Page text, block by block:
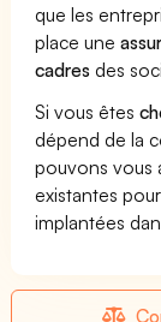
que les
place une
cadres des
Si vous êtes
dépend de la
pouvons vous
existantes
implantées